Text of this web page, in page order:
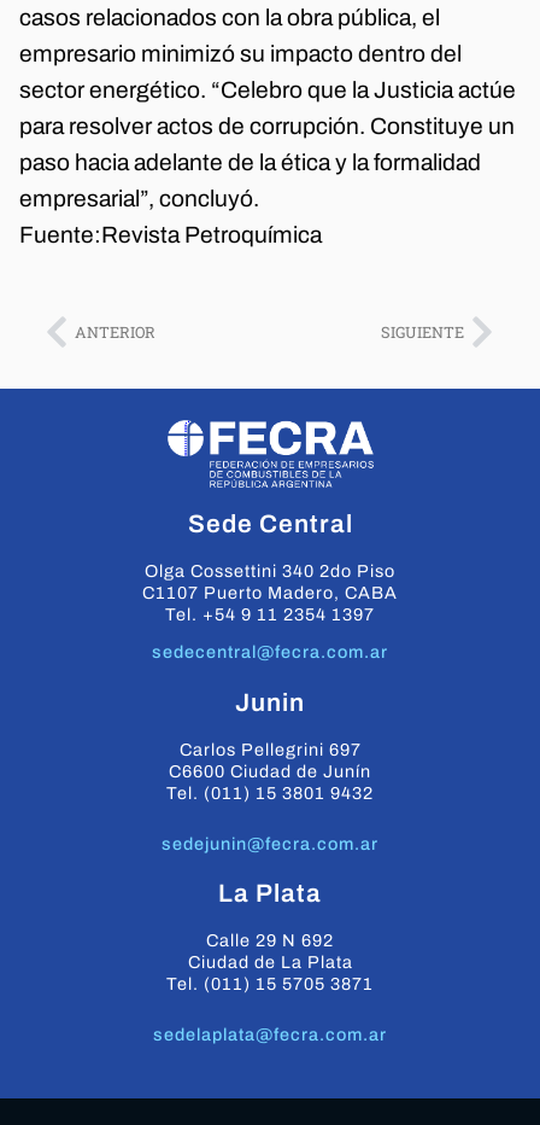
casos relacionados con la obra pública, el
empresario minimizó su impacto dentro del
sector energético. “Celebro que la Justicia actúe
para resolver actos de corrupción. Constituye un
paso hacia adelante de la ética y la formalidad
empresarial”, concluyó.
Fuente:Revista Petroquímica
ANTERIOR SIGUIENTE
Sede Central
Olga Cossettini 340 2do Piso
C1107 Puerto Madero, CABA
Tel. +54 9 11 2354 1397
sedecentral@fecra.com.ar
Junin
Carlos Pellegrini 697
C6600 Ciudad de Junín
Tel. (011) 15 3801 9432
sedejunin@fecra.com.ar
La Plata
Calle 29 N 692
Ciudad de La Plata
Tel. (011) 15 5705 3871
sedelaplata@fecra.com.ar